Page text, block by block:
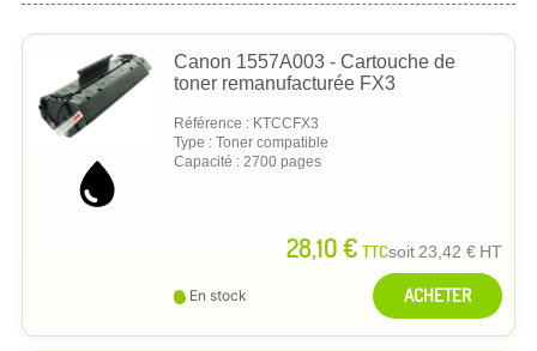
Canon 1557A003 - Cartouche de
toner remanufacturée FX3
Référence : KTCCFX3
Type : Toner compatible
Capacité : 2700 pages
28,10 € TTCsoit 23,42 € HT
En stock ACHETER